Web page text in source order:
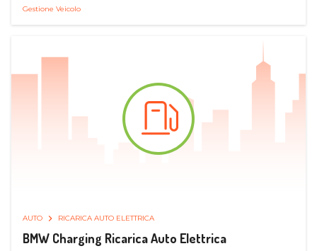
Gestione Veicolo
AUTO RICARICA AUTO ELETTRICA
BMW Charging Ricarica Auto Elettrica